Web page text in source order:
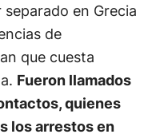
en Grecia
de
que cuesta
Fueron llamados
quienes
los arrestos en